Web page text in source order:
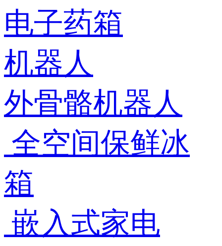
电子药箱
机器人
外骨骼机器人
全空间保鲜冰
箱
嵌入式家电